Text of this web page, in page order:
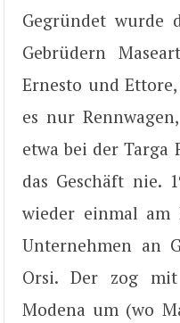
Gegründet wurde
Gebrüdern
Ernesto und
es nur
etwa bei der Targa
das Geschäft nie.
wieder einmal am
Unternehmen an
Orsi. Der zog
Modena um (wo